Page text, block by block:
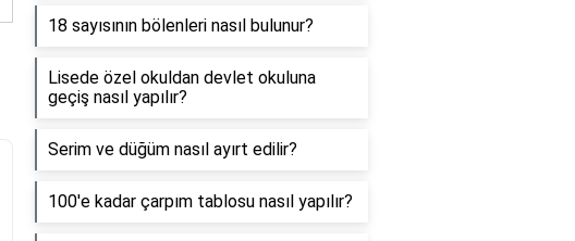
18 sayısının bölenleri nasıl bulunur?
Lisede özel okuldan devlet okuluna
geçiş nasıl yapılır?
Serim ve düğüm nasıl ayırt edilir?
100'e kadar çarpım tablosu nasıl yapılır?